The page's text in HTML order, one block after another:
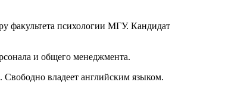
факультета психологии МГУ. Кандидат
и общего менеджмента.
владеет английским языком.